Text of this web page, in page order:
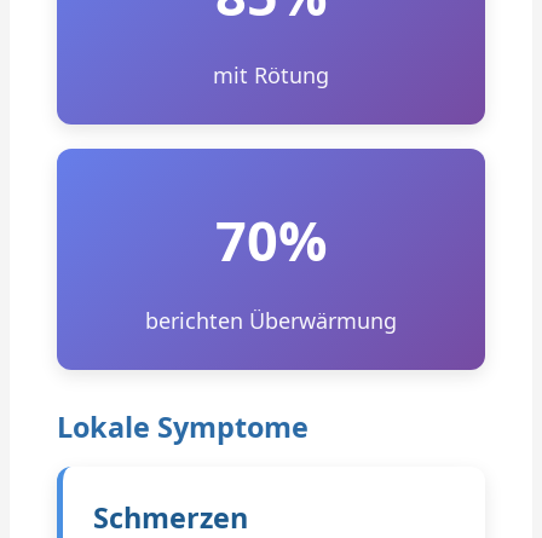
mit Rötung
70%
berichten Überwärmung
Lokale Symptome
Schmerzen